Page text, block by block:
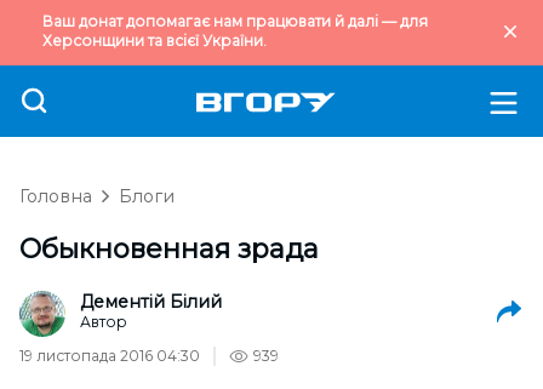
Ваш донат допомагає нам працювати й далі — для
Херсонщини та всієї України.
Головна Блоги
Обыкновенная зрада
Дементій Білий
Автор
19 листопада 2016 04:30
939